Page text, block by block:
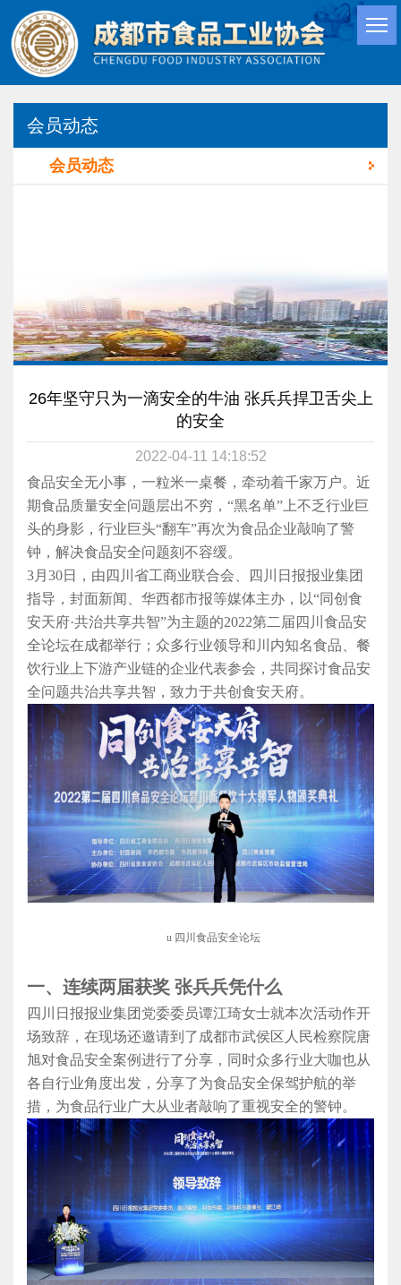
会员动态
会员动态
26年坚守只为一滴安全的牛油 张兵兵捍卫舌尖上
的安全
2022-04-11 14:18:52
食品安全无小事，一粒米一桌餐，牵动着千家万户。近
期食品质量安全问题层出不穷， “黑名单”上不乏行业巨
头的身影，行业巨头“翻车”再次为食品企业敲响了警
钟，解决食品安全问题刻不容缓。
3月30日，由四川省工商业联合会、四川日报报业集团
指导，封面新闻、华西都市报等媒体主办，以“同创食
安天府·共治共享共智”为主题的2022第二届四川食品安
全论坛在成都举行； 众多行业领导和川内知名食品、餐
饮行业上下游产业链的企业代表参会，共同探讨食品安
全问题共治共享共智，致力于共创食安天府。
u 四川食品安全论坛
一、 连续两届获奖 张兵兵凭什么
四川日报报业集团党委委员谭江琦女士就本次活动作开
场致辞，在现场还邀请到了成都市武侯区人民检察院唐
旭对食品安全案例进行了分享，同时众多行业大咖也从
各自行业角度出发，分享了为食品安全保驾护航的举
措，为食品行业广大从业者敲响了重视安全的警钟。